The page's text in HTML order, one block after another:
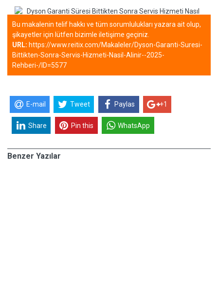
Bu makalenin telif hakkı ve tüm sorumlulukları yazara ait olup,
şikayetler için lütfen bizimle iletişime geçiniz.
URL: https://www.reitix.com/Makaleler/Dyson-Garanti-Suresi-
Bittikten-Sonra-Servis-Hizmeti-Nasil-Alinir--2025-
Rehberi-/ID=5577
E-mail Tweet Paylas +1
Share Pin this WhatsApp
Benzer Yazılar